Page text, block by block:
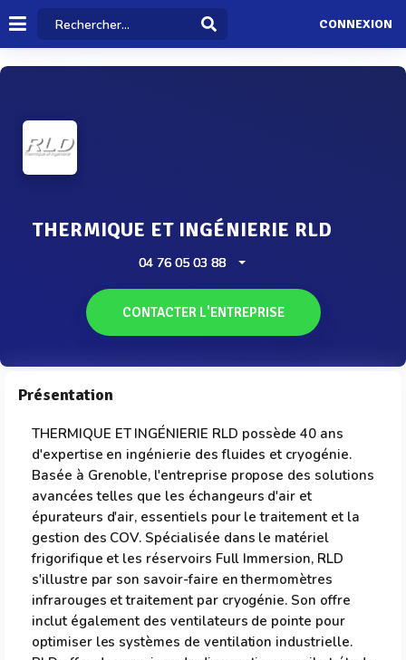
CONNEXION
THERMIQUE ET INGÉNIERIE RLD
04 76 05 03 88
CONTACTER L'ENTREPRISE
Présentation
THERMIQUE ET INGÉNIERIE RLD possède 40 ans
d'expertise en ingénierie des fluides et cryogénie.
Basée à Grenoble, l'entreprise propose des solutions
avancées telles que les échangeurs d'air et
épurateurs d'air, essentiels pour le traitement et la
gestion des COV. Spécialisée dans le matériel
frigorifique et les réservoirs Full Immersion, RLD
s'illustre par son savoir-faire en thermomètres
infrarouges et traitement par cryogénie. Son offre
inclut également des ventilateurs de pointe pour
optimiser les systèmes de ventilation industrielle.